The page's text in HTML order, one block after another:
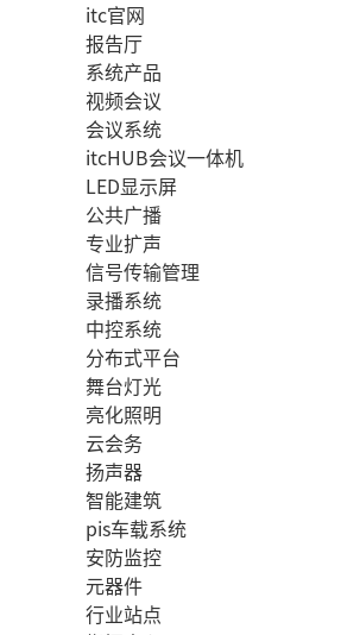
itc官网
报告厅
系统产品
视频会议
会议系统
itcHUB会议一体机
LED显示屏
公共广播
专业扩声
信号传输管理
录播系统
中控系统
分布式平台
舞台灯光
亮化照明
云会务
扬声器
智能建筑
pis车载系统
安防监控
元器件
行业站点